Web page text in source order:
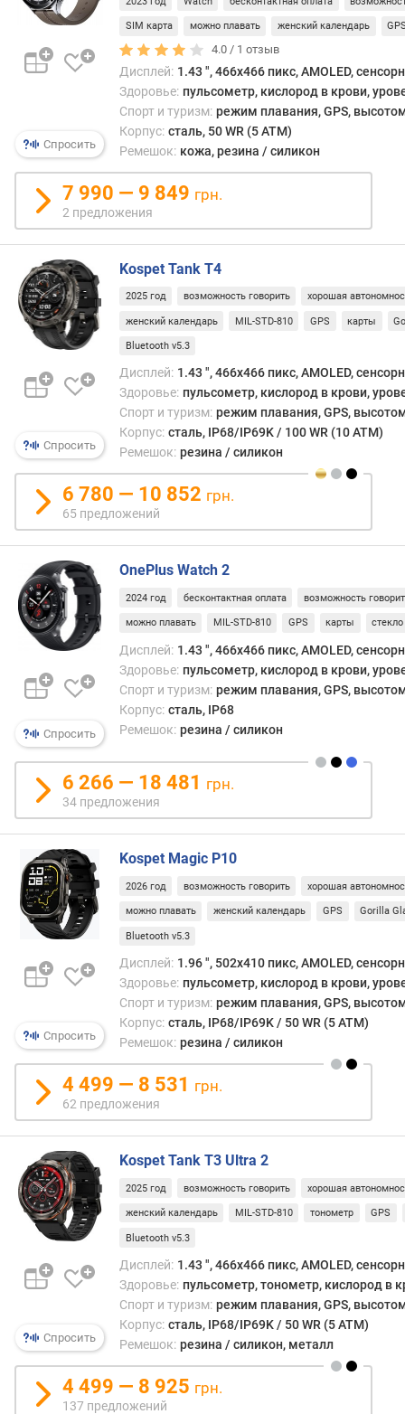
м
у
л
я
а
(
м
А
в
р
е
м
я
р
а
т
ы
о
н
ы
й
р
е
ж
и
)
(
д
н
е
й
в
р
е
м
р
о
т
ы
(
а
к
и
в
н
ы
й
р
е
м
)
ч
Спросить
SIM карта можно плавать женский календарь
4.0 / 1 отзыв
Дисплей: 1.43 ", 466x466 пикс, AMOLED,
Здоровье: пульсометр, кислород в крови,
Спорт и туризм: режим плавания, GPS,
Корпус: сталь, 50 WR (5 ATM)
Ремешок: кожа, резина / силикон
7 990 — 9 849 грн.
2 предложения
Спросить
Kospet Tank T4
2025 год возможность говорить хорошая
женский календарь MIL-STD-810 GPS карты
Bluetooth v5.3
Дисплей: 1.43 ", 466x466 пикс, AMOLED,
Здоровье: пульсометр, кислород в крови,
Спорт и туризм: режим плавания, GPS,
Корпус: сталь, IP68/IP69K / 100 WR (10 ATM)
Ремешок: резина / силикон
6 780 — 10 852 грн.
65 предложений
Спросить
OnePlus Watch 2
2024 год бесконтактная оплата возможность
можно плавать MIL-STD-810 GPS карты
Дисплей: 1.43 ", 466x466 пикс, AMOLED,
Здоровье: пульсометр, кислород в крови,
Спорт и туризм: режим плавания, GPS,
Корпус: сталь, IP68
Ремешок: резина / силикон
6 266 — 18 481 грн.
34 предложения
Спросить
Kospet Magic P10
2026 год возможность говорить хорошая
можно плавать женский календарь GPS Gorilla
Bluetooth v5.3
Дисплей: 1.96 ", 502x410 пикс, AMOLED,
Здоровье: пульсометр, кислород в крови,
Спорт и туризм: режим плавания, GPS,
Корпус: сталь, IP68/IP69K / 50 WR (5 ATM)
Ремешок: резина / силикон
4 499 — 8 531 грн.
62 предложения
Спросить
Kospet Tank T3 Ultra 2
2025 год возможность говорить хорошая
женский календарь MIL-STD-810 тонометр GPS
Bluetooth v5.3
Дисплей: 1.43 ", 466x466 пикс, AMOLED,
Здоровье: пульсометр, тонометр, кислород в
Спорт и туризм: режим плавания, GPS,
Корпус: сталь, IP68/IP69K / 50 WR (5 ATM)
Ремешок: резина / силикон, металл
4 499 — 8 925 грн.
137 предложений